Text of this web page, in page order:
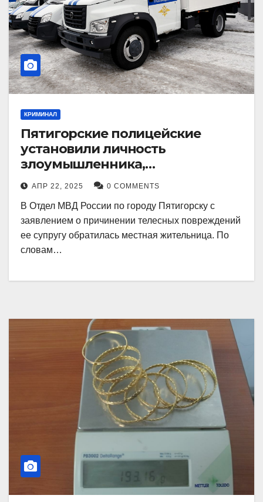
КРИМИНАЛ
Пятигорские полицейские
установили личность
злоумышленника,
причинившего телесные
повреждения местному жителю
АПР 22, 2025 0 COMMENTS
В Отдел МВД России по городу Пятигорску с
заявлением о причинении телесных повреждений
ее супругу обратилась местная жительница. По
словам…